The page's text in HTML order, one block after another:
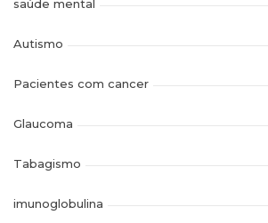
saúde mental
Autismo
Pacientes com cancer
Glaucoma
Tabagismo
imunoglobulina